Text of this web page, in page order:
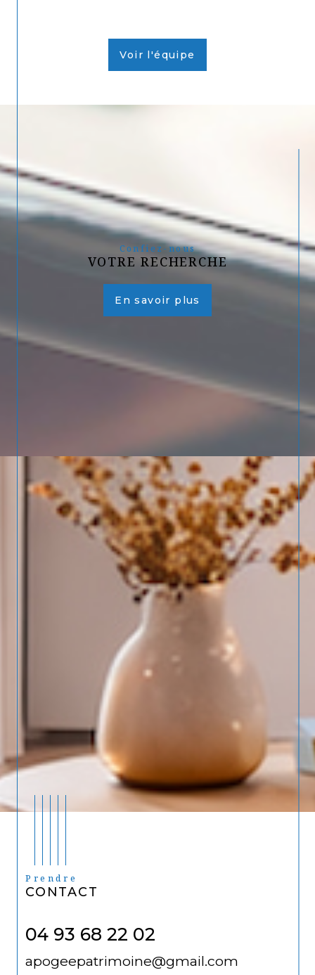
Voir l'équipe
Confiez-nous
VOTRE RECHERCHE
En savoir plus
Prendre
CONTACT
04 93 68 22 02
apogeepatrimoine@gmail.com